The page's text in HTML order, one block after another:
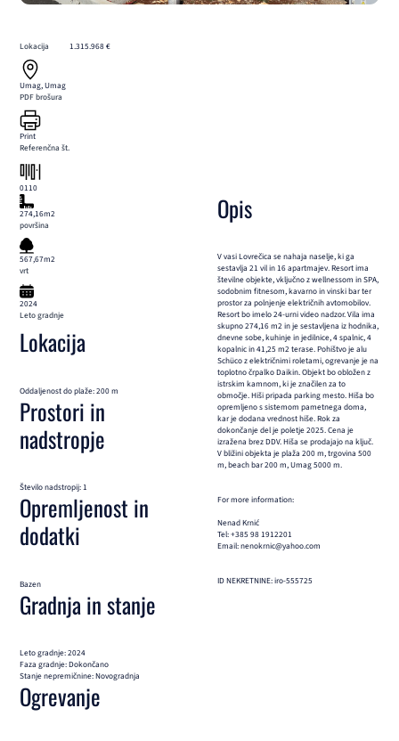
Lokacija
Umag, Umag
PDF brošura
Print
Referenčna št.
0110
1.315.968 €
274,16m2
površina
567,67m2
vrt
2024
Leto gradnje
Lokacija
Oddaljenost do plaže: 200 m
Prostori in
nadstropje
Število nadstropij: 1
Opremljenost in
dodatki
Bazen
Gradnja in stanje
Leto gradnje: 2024
Faza gradnje: Dokončano
Stanje nepremičnine: Novogradnja
Ogrevanje
Opis
V vasi Lovrečica se nahaja naselje, ki ga
sestavlja 21 vil in 16 apartmajev. Resort ima
številne objekte, vključno z wellnessom in SPA,
sodobnim fitnesom, kavarno in vinski bar ter
prostor za polnjenje električnih avtomobilov.
Resort bo imelo 24-urni video nadzor. Vila ima
skupno 274,16 m2 in je sestavljena iz hodnika,
dnevne sobe, kuhinje in jedilnice, 4 spalnic, 4
kopalnic in 41,25 m2 terase. Pohištvo je alu
Schüco z električnimi roletami, ogrevanje je na
toplotno črpalko Daikin. Objekt bo obložen z
istrskim kamnom, ki je značilen za to
območje. Hiši pripada parking mesto. Hiša bo
opremljeno s sistemom pametnega doma,
kar je dodana vrednost hiše. Rok za
dokončanje del je poletje 2025. Cena je
izražena brez DDV. Hiša se prodajajo na ključ.
V bližini objekta je plaža 200 m, trgovina 500
m, beach bar 200 m, Umag 5000 m.
For more information:
Nenad Krnić
Tel: +385 98 1912201
Email: nenokrnic@yahoo.com
ID NEKRETNINE: iro-555725